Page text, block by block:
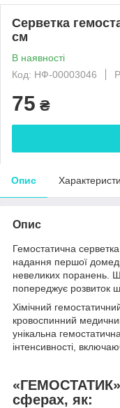
Серветка
см
В наявності
Код: НФ-00003046
75 ₴
Опис
Опис
Гемостатична
надання першої
невеликих поранень.
попереджує розвиток
Хімічний
кровоспинний
унікальна
інтенсивності,
«ГЕМОСТАТИК»
сферах, як: